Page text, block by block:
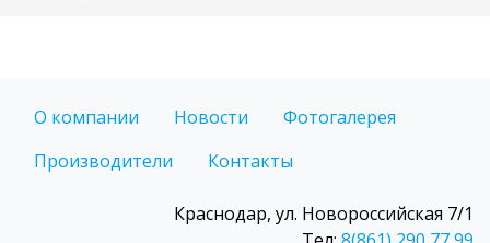
О компании Новости
Фотогалерея
Производители
Контакты
Краснодар, ул. Новороссийская 7/1